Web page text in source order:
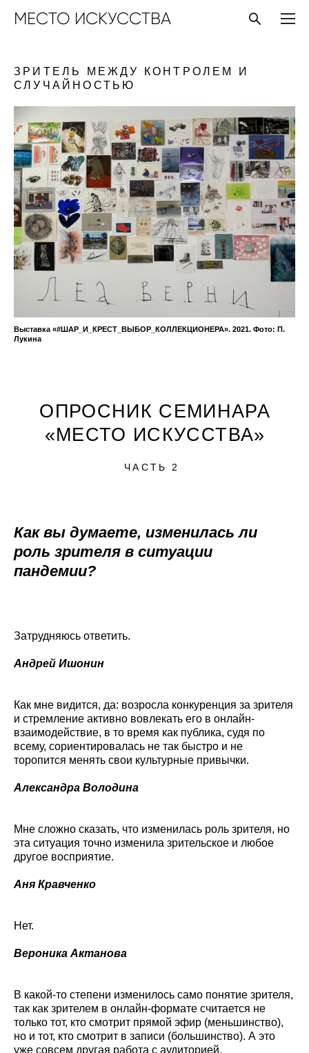
МЕСТО ИСКУССТВА
ЗРИТЕЛЬ МЕЖДУ КОНТРОЛЕМ И
СЛУЧАЙНОСТЬЮ
Выставка «#ШАР_И_КРЕСТ_ВЫБОР_КОЛЛЕКЦИОНЕРА». 2021. Фото: П.
Лукина
ОПРОСНИК СЕМИНАРА
«МЕСТО ИСКУССТВА»
ЧАСТЬ 2
Как вы думаете, изменилась ли
роль зрителя в ситуации
пандемии?
Затрудняюсь ответить.
Андрей Ишонин
Как мне видится, да: возросла конкуренция за зрителя
и стремление активно вовлекать его в онлайн-
взаимодействие, в то время как публика, судя по
всему, сориентировалась не так быстро и не
торопится менять свои культурные привычки.
Александра Володина
Мне сложно сказать, что изменилась роль зрителя, но
эта ситуация точно изменила зрительское и любое
другое восприятие.
Аня Кравченко
Нет.
Вероника Актанова
В какой-то степени изменилось само понятие зрителя,
так как зрителем в онлайн-формате считается не
только тот, кто смотрит прямой эфир (меньшинство),
но и тот, кто смотрит в записи (большинство). А это
уже совсем другая работа с аудиторией.